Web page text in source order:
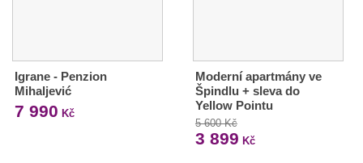
Igrane - Penzion
Mihaljević
7 990 Kč
Moderní apartmány ve
Špindlu + sleva do
Yellow Pointu
5 600 Kč
3 899 Kč